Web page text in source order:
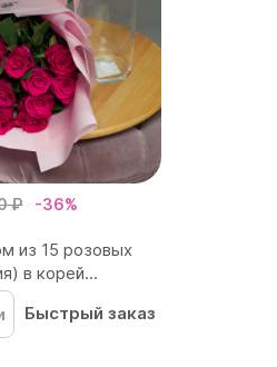
₽ -36%
из 15 розовых
в корей...
Быстрый заказ